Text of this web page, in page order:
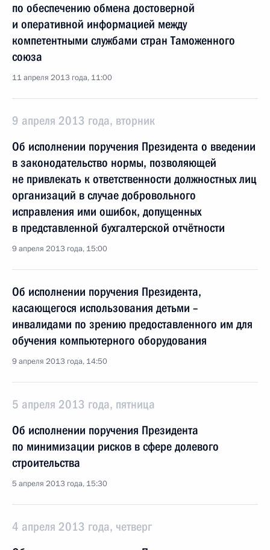
по обеспечению обмена достоверной
и оперативной информацией между
компетентными службами стран Таможенного
союза
11 апреля 2013 года, 11:00
9 апреля 2013 года, вторник
Об исполнении поручения Президента о введении
в законодательство нормы, позволяющей
не привлекать к ответственности должностных лиц
организаций в случае добровольного
исправления ими ошибок, допущенных
в представленной бухгалтерской отчётности
9 апреля 2013 года, 15:00
Об исполнении поручения Президента,
касающегося использования детьми –
инвалидами по зрению предоставленного им для
обучения компьютерного оборудования
9 апреля 2013 года, 14:50
5 апреля 2013 года, пятница
Об исполнении поручения Президента
по минимизации рисков в сфере долевого
строительства
5 апреля 2013 года, 15:30
4 апреля 2013 года, четверг